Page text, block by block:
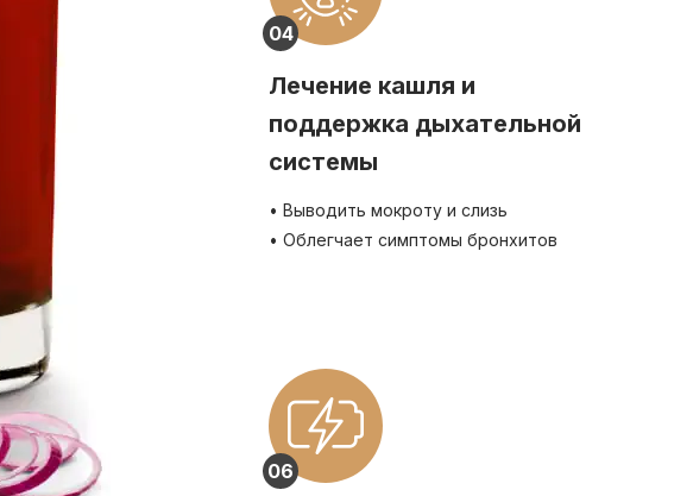
04
Лечение кашля и
поддержка дыхательной
системы
• Выводить мокроту и слизь
• Облегчает симптомы бронхитов
06